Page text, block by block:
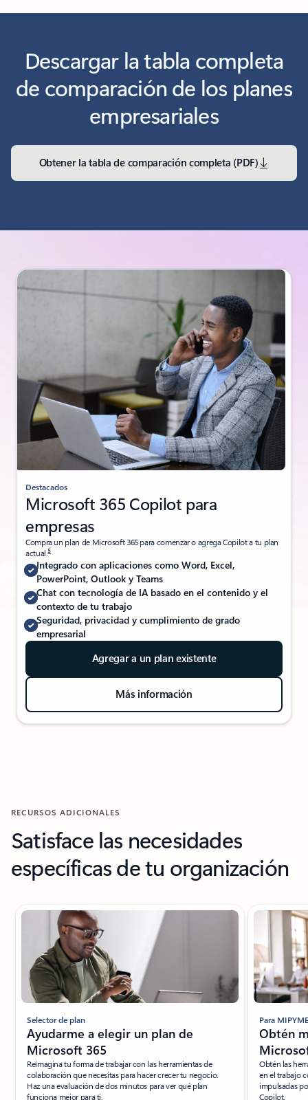
Descargar la tabla completa
de comparación de los planes
empresariales
Obtener la tabla de comparación completa (PDF)
Destacados
Microsoft 365 Copilot para
empresas
Compra un plan de Microsoft 365 para comenzar o agrega Copilot a tu plan
actual.5
Integrado con aplicaciones como Word, Excel,
PowerPoint, Outlook y Teams
Chat con tecnología de IA basado en el contenido y el
contexto de tu trabajo
Seguridad, privacidad y cumplimiento de grado
empresarial
Agregar a un plan existente
Más información
RECURSOS ADICIONALES
Satisface las necesidades
específicas de tu organización
Mostrando 1 de diapositiva de 8
Selector de plan
Ayudarme a elegir un plan de
Microsoft 365
Reimagina tu forma de trabajar con las herramientas de
colaboración que necesitas para hacer crecer tu negocio.
Haz una evaluación de dos minutos para ver qué plan
funciona mejor para ti.
Para
Obtén
Obtén las
en el trabajo
impulsadas
Copilot.